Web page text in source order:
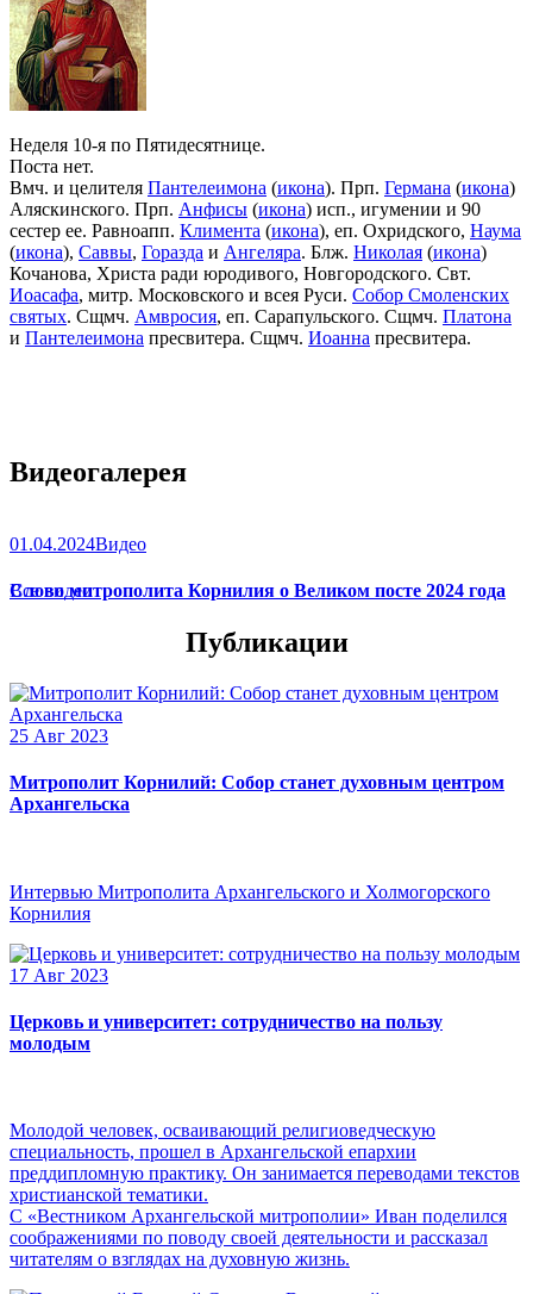
Неделя 10-я по Пятидесятнице.
Поста нет.
Вмч. и целителя Пантелеимона (икона). Прп. Германа (икона)
Аляскинского. Прп. Анфисы (икона) исп., игумении и 90
сестер ее. Равноапп. Климента (икона), еп. Охридского, Наума
(икона), Саввы, Горазда и Ангеляра. Блж. Николая (икона)
Кочанова, Христа ради юродивого, Новгородского. Свт.
Иоасафа, митр. Московского и всея Руси. Собор Смоленских
святых. Сщмч. Амвросия, еп. Сарапульского. Сщмч. Платона
и Пантелеимона пресвитера. Сщмч. Иоанна пресвитера.
Видеогалерея
01.04.2024Видео
Слово митрополита Корнилия о Великом посте 2024 года
Все видео
Публикации
25 Авг 2023
Митрополит Корнилий: Собор станет духовным центром
Архангельска
Интервью Митрополита Архангельского и Холмогорского
Корнилия
17 Авг 2023
Церковь и университет: сотрудничество на пользу
молодым
Молодой человек, осваивающий религиоведческую
специальность, прошел в Архангельской епархии
преддипломную практику. Он занимается переводами текстов
христианской тематики.
С «Вестником Архангельской митрополии» Иван поделился
соображениями по поводу своей деятельности и рассказал
читателям о взглядах на духовную жизнь.